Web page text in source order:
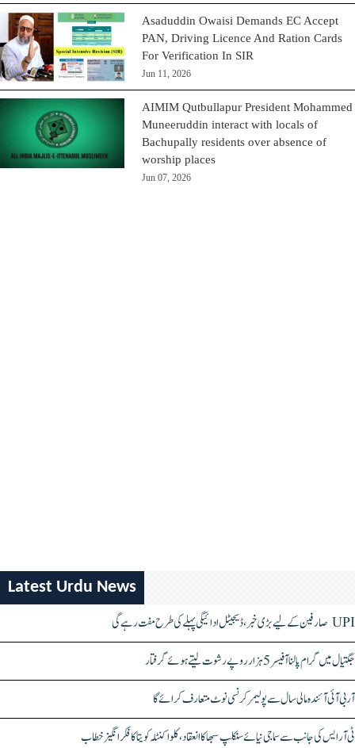
Asaduddin Owaisi Demands EC Accept
PAN, Driving Licence And Ration Cards
For Verification In SIR
Jun 11, 2026
AIMIM Qutbullapur President Mohammed
Muneeruddin interact with locals of
Bachupally residents over absence of
worship places
Jun 07, 2026
Latest Urdu News
UPI صارفین کے لیے بڑی خبر، ڈیجیٹل ادائیگی پہلے کی طرح مفت رہے گی
جگتیال میں گرام پالنا آفیسر 5 ہزار روپے رشوت لیتے ہوئے گرفتار
آر بی آئی آئندہ مالی سال سے پولیمر کرنسی نوٹ متعارف کرائے گا
ٹی آر ایس کی جانب سے سماجی نیائے سنکلپ سبھا کا انعقاد، کلواکنٹلہ کویتا کا فکر انگیز خطاب